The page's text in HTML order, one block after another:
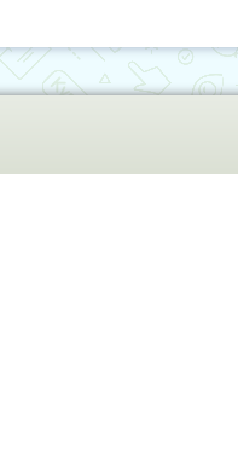
Пешие